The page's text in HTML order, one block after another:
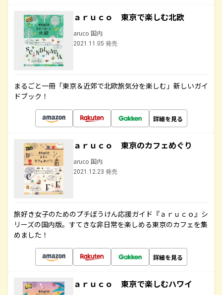
ａｒｕｃｏ 東京で楽しむ北欧
aruco 国内
2021.11.05 発売
まるごと一冊「東京＆近郊で北欧旅気分を楽しむ」新しいガイ
ドブック！
詳細を見る
ａｒｕｃｏ 東京のカフェめぐり
aruco 国内
2021.12.23 発売
旅好き女子のためのプチぼうけん応援ガイド『ａｒｕｃｏ』シ
リーズの国内版。すてきな非日常を楽しめる東京のカフェを集
めました！
詳細を見る
ａｒｕｃｏ 東京で楽しむハワイ